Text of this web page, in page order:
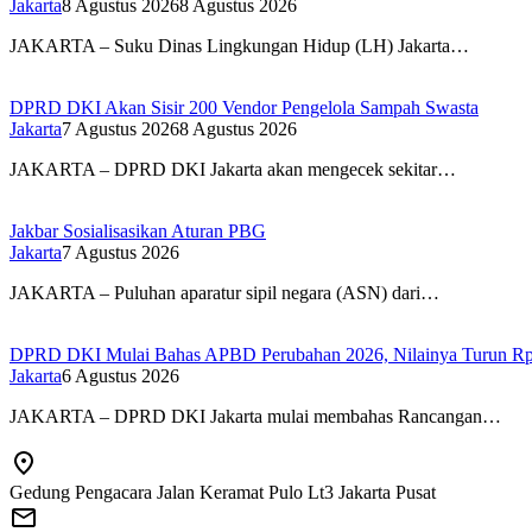
Jakarta8 Agustus 20268 Agustus 2026
JAKARTA – Suku Dinas Lingkungan Hidup (LH) Jakarta…
DPRD DKI Akan Sisir 200 Vendor Pengelola Sampah Swasta
Jakarta7 Agustus 20268 Agustus 2026
JAKARTA – DPRD DKI Jakarta akan mengecek sekitar…
Jakbar Sosialisasikan Aturan PBG
Jakarta7 Agustus 2026
JAKARTA – Puluhan aparatur sipil negara (ASN) dari…
DPRD DKI Mulai Bahas APBD Perubahan 2026, Nilainya Turun
Jakarta6 Agustus 2026
JAKARTA – DPRD DKI Jakarta mulai membahas Rancangan…
Gedung Pengacara Jalan Keramat Pulo Lt3 Jakarta Pusat